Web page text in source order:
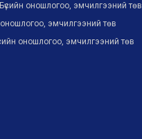
оношлогоо, эмчилгээний төв
эмчилгээний төв
оношлогоо, эмчилгээний төв